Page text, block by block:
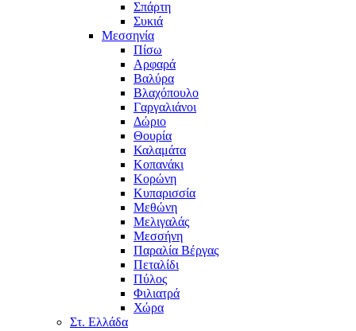
Σπάρτη
Συκιά
Μεσσηνία
Πίσω
Αρφαρά
Βαλύρα
Βλαχόπουλο
Γαργαλιάνοι
Δώριο
Θουρία
Καλαμάτα
Κοπανάκι
Κορώνη
Κυπαρισσία
Μεθώνη
Μελιγαλάς
Μεσσήνη
Παραλία Βέργας
Πεταλίδι
Πύλος
Φιλιατρά
Χώρα
Στ. Ελλάδα